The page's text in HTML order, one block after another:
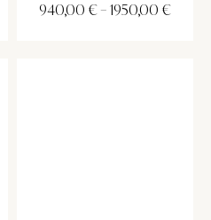
940,00 € – 1950,00 €